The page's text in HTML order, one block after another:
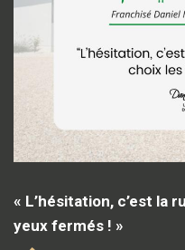
« L’hésitation, c’est la
yeux fermés ! »